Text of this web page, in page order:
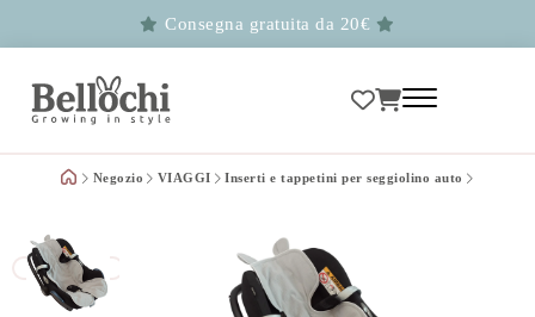
Consegna gratuita da 20€
Negozio VIAGGI Inserti e tappetini per seggiolino auto